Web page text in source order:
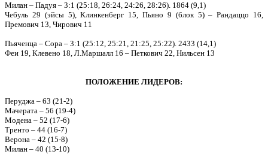
Милан – Падуя – 3:1 (25:18, 26:24, 24:26, 28:26). 1864 (9,1)
Чебуль 29 (эйсы 5), Клинкенберг 15, Пьяно 9 (блок 5) – Рандаццо 16,
Премович 13, Чирович 11
Пьяченца – Сора – 3:1 (25:12, 25:21, 21:25, 25:22). 2433 (14,1)
Феи 19, Клевено 18, Л.Маршалл 16 – Петкович 22, Нильсен 13
ПОЛОЖЕНИЕ ЛИДЕРОВ:
Перуджа – 63 (21-2)
Мачерата – 56 (19-4)
Модена – 52 (17-6)
Тренто – 44 (16-7)
Верона – 42 (15-8)
Милан – 40 (13-10)